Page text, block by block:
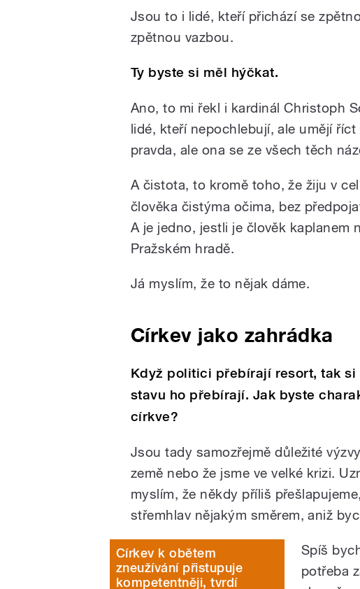
Jsou to i lidé, kteří přichází se
zpětnou vazbou.
Ty byste si měl hýčkat.
Ano, to mi řekl i kardinál Christoph
lidé, kteří nepochlebují, ale umějí
pravda, ale ona se ze všech těch
A čistota, to kromě toho, že žiju v
člověka čistýma očima, bez
A je jedno, jestli je člověk kaplanem
Pražském hradě.
Já myslím, že to nějak dáme.
Církev jako zahrádka
Když politici přebírají resort, tak
stavu ho přebírají. Jak byste
církve?
Jsou tady samozřejmě důležité
země nebo že jsme ve velké krizi.
myslím, že někdy příliš
střemhlav nějakým směrem, aniž
Církev k obětem
zneužívání přistupuje
kompetentněji, tvrdí
Spíš
potřeba